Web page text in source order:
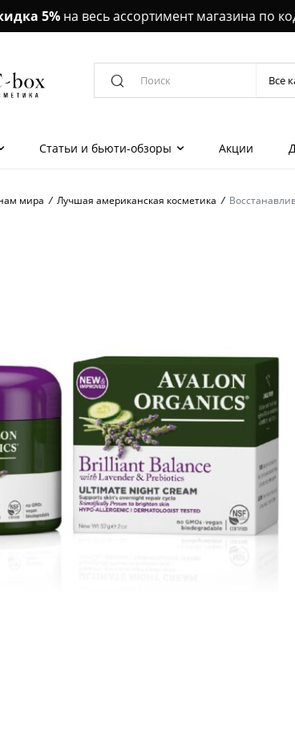
5% на весь ассортимент магазина по
Патчи для глаз
Солнцезащитные средства
Снятие макияжа и очищение
Скрабы для лица
Пилинги для кожи
Тоники и тонеры
Кушоны, пудры, ВВ, ССС, ВВ кремы
Статьи и бьюти-обзоры Акции
мира / Лучшая американская косметика /